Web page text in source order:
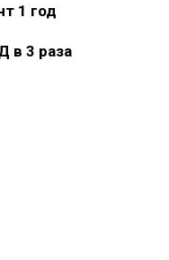
1 год
в 3 раза